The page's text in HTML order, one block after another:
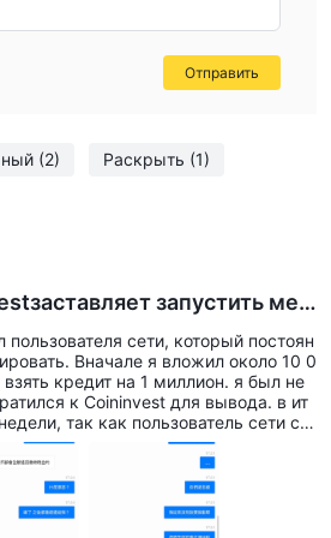
спектр рыночных
предоставляя инвесторам
к stonex может предложить
и ресурсы. Coininvest также
реального времени, что
обоснованные решения.
ЕС покупки инвестиционного
от НДС. однако отсутствие
действующего регулирующего
регулирующей лицензии
соблюдения компанией
кроме того, ограниченная
(2) Раскрыть (1)
запустить мех
пользователя сети, который постоян
Вначале я вложил около 10 0
кредит на 1 миллион. я был не
к Coininvest для вывода. в ит
так как пользователь сети ск
производить быстро, чтобы мо
механизмом уплаты налога. пос
другой стороны напрямую за
механизм. мне придется запла
США, иначе мой счет будет замор
Отправить